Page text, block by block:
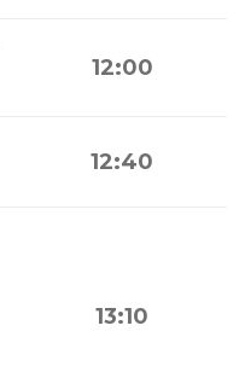
12:00
12:40
13:10